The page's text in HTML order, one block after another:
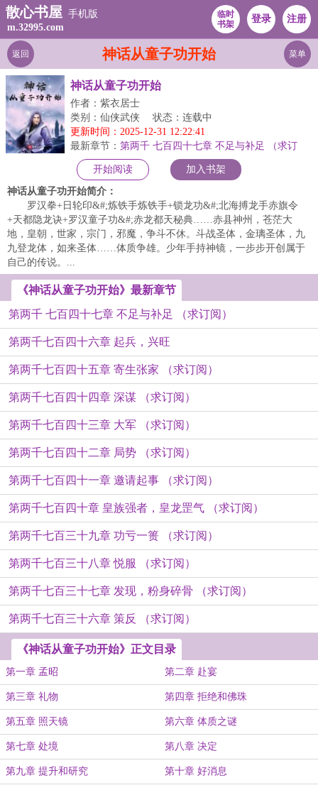
散心书屋 手机版
m.32995.com
临时
书架
登录 注册
神话从童子功开始
返回 菜单
神话从童子功开始
作者：紫衣居士
类别：仙侠武侠
状态：连载中
更新时间：2025-12-31 12:22:41
最新章节： 第两千 七百四十七章 不足与补足 （求订
阅）
开始阅读
加入书架
神话从童子功开始简介：
罗汉拳+日轮印&#;炼铁手炼铁手+锁龙功&#;北海搏龙手赤旗令
+天都隐龙诀+罗汉童子功&#;赤龙都天秘典……赤县神州，苍茫大
地，皇朝，世家，宗门，邪魔，争斗不休。斗战圣体，金璃圣体，九
九登龙体，如来圣体……体质争雄。少年手持神镜，一步步开创属于
自己的传说。...
《神话从童子功开始》最新章节
第两千 七百四十七章 不足与补足 （求订阅）
第两千七百四十六章 起兵，兴旺
第两千七百四十五章 寄生张家 （求订阅）
第两千七百四十四章 深谋 （求订阅）
第两千七百四十三章 大军 （求订阅）
第两千七百四十二章 局势 （求订阅）
第两千七百四十一章 邀请起事 （求订阅）
第两千七百四十章 皇族强者，皇龙罡气 （求订阅）
第两千七百三十九章 功亏一篑 （求订阅）
第两千七百三十八章 悦服 （求订阅）
第两千七百三十七章 发现，粉身碎骨 （求订阅）
第两千七百三十六章 策反 （求订阅）
《神话从童子功开始》正文目录
第一章 孟昭 第二章 赴宴
第三章 礼物 第四章 拒绝和佛珠
第五章 照天镜 第六章 体质之谜
第七章 处境 第八章 决定
第九章 提升和研究 第十章 好消息